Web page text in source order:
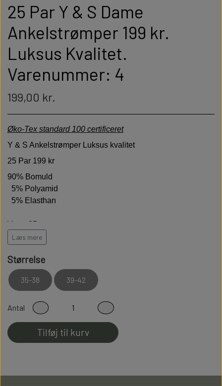
25 Par Y & S Dame
Ankelstrømper 199 kr.
Luksus Kvalitet.
Varenummer: 4
199,00 kr.
Øko-Tex standard 100 certificeret
Y & S Ankelstrømper Luksus kvalitet
25 Par 199 kr
90% Bomuld
5% Polyamid
5% Elasthan
Vægt 25 gram pr par
Modstandsdygtige over for slid
Sidder perfekt på foden
Fladsømmet for ekstra god komfort
100% Fnullerfri
Læs mere
Størrelse
35-38 39-42
Antal
Tilføj til kurv